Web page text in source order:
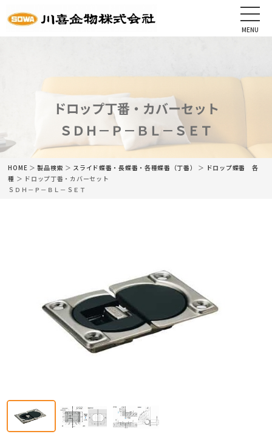
MENU
ドロップ丁番・カバーセット
ＳＤＨ－Ｐ－ＢＬ－ＳＥＴ
CLOSE
会社情報
商品情報
カタログ
お問い合わせ
HOME ＞製品検索 ＞ スライド蝶番・長蝶番・各種蝶番（丁番） ＞ ドロップ蝶番 各
種 ＞ ドロップ丁番・カバーセット
ＳＤＨ－Ｐ－ＢＬ－ＳＥＴ